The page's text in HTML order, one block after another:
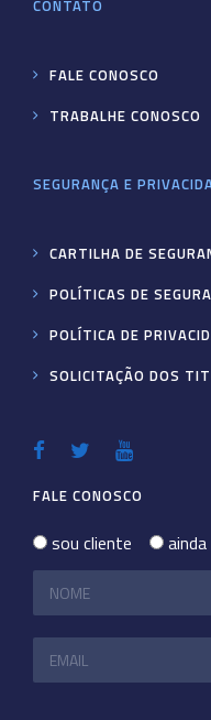
CONTATO
FALE CONOSCO
TRABALHE CONOSCO
SEGURANÇA E
CARTILHA DE
POLÍTICAS DE
POLÍTICA DE
SOLICITAÇÃO DOS
FALE CONOSCO
sou cliente